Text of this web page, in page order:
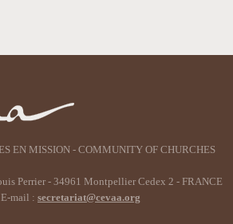
EN MISSION - COMMUNITY OF CHURCHES
Perrier - 34961 Montpellier Cedex 2 - FRANCE
mail : secretariat@cevaa.org